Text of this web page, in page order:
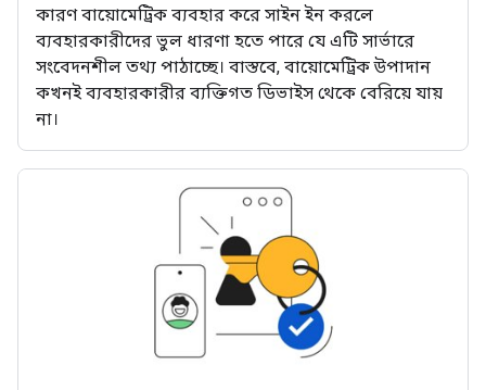
কারণ বায়োমেট্রিক ব্যবহার করে সাইন ইন করলে
ব্যবহারকারীদের ভুল ধারণা হতে পারে যে এটি সার্ভারে
সংবেদনশীল তথ্য পাঠাচ্ছে। বাস্তবে, বায়োমেট্রিক উপাদান
কখনই ব্যবহারকারীর ব্যক্তিগত ডিভাইস থেকে বেরিয়ে যায়
না।